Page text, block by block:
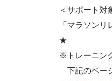
＜サポート対
「マラソンリ
★
※トレーニン
下記のペー